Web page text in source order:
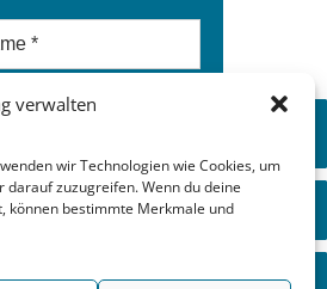
verwalten
wir Technologien wie Cookies, um
zuzugreifen. Wenn du deine
können bestimmte Merkmale und